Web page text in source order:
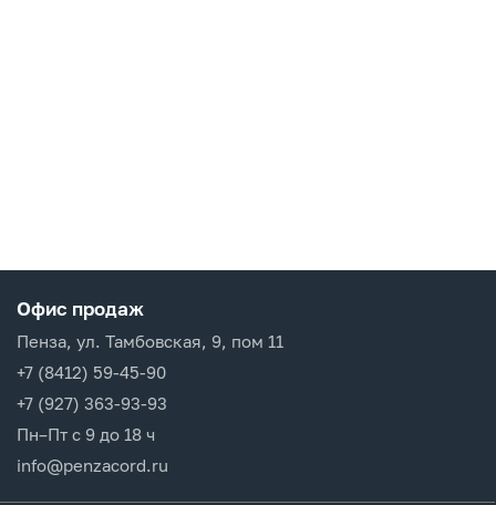
Офис продаж
Пенза, ул. Тамбовская, 9, пом 11
+7 (8412) 59-45-90
+7 (927) 363-93-93
Пн–Пт с 9 до 18 ч
info@penzacord.ru